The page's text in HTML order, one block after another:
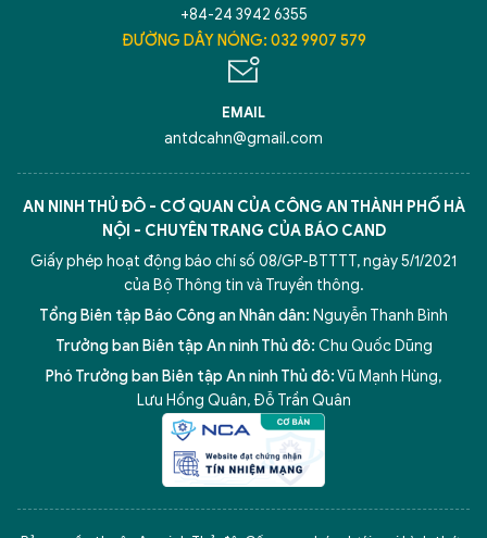
+84-24 3942 6355
ĐƯỜNG DÂY NÓNG: 032 9907 579
EMAIL
antdcahn@gmail.com
AN NINH THỦ ĐÔ - CƠ QUAN CỦA CÔNG AN THÀNH PHỐ HÀ
NỘI - CHUYÊN TRANG CỦA BÁO CAND
Giấy phép hoạt động báo chí số 08/GP-BTTTT, ngày 5/1/2021
của Bộ Thông tin và Truyền thông.
Tổng Biên tập Báo Công an Nhân dân: Nguyễn Thanh Bình
Trưởng ban Biên tập An ninh Thủ đô: Chu Quốc Dũng
Phó Trưởng ban Biên tập An ninh Thủ đô:Vũ Mạnh Hùng,
Lưu Hồng Quân, Đỗ Trần Quân
5 điểm nghẽn của Hà Nội giải pháp xử lý điểm nghẽn của